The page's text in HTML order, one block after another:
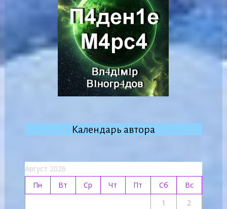
Календарь автора
Август 2026
Пн
Вт Ср Чт Пт Сб
Вс
1
2